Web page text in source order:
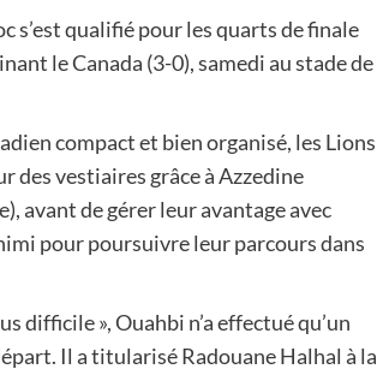
s’est qualifié pour les quarts de finale
le Canada (3-0), samedi au stade de
compact et bien organisé, les Lions
des vestiaires grâce à Azzedine
avant de gérer leur avantage avec
pour poursuivre leur parcours dans
difficile », Ouahbi n’a effectué qu’un
Il a titularisé Radouane Halhal à la